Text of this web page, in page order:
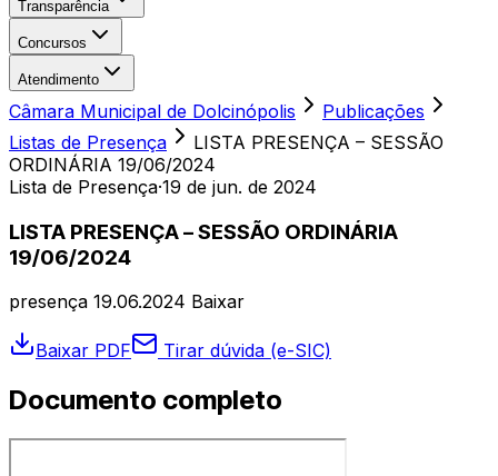
Transparência
Concursos
Atendimento
Câmara Municipal de Dolcinópolis
Publicações
Listas de Presença
LISTA PRESENÇA – SESSÃO
ORDINÁRIA 19/06/2024
Lista de Presença·19 de jun. de 2024
LISTA PRESENÇA – SESSÃO ORDINÁRIA
19/06/2024
presença 19.06.2024 Baixar
Baixar PDF Tirar dúvida (e-SIC)
Documento completo